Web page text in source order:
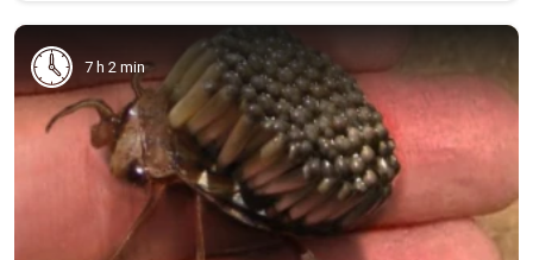
7 h 2 min